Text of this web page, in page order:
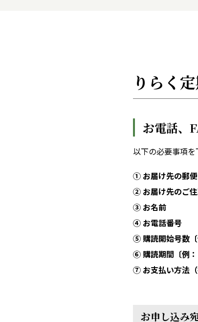
りらく
お電話、
以下の必要事項を
① お届け先の郵
② お届け先のご
③ お名前
④ お電話番号
⑤ 購読開始号数〔
⑥ 購読期間〔例：
⑦ お支払い方法（
お申し込み